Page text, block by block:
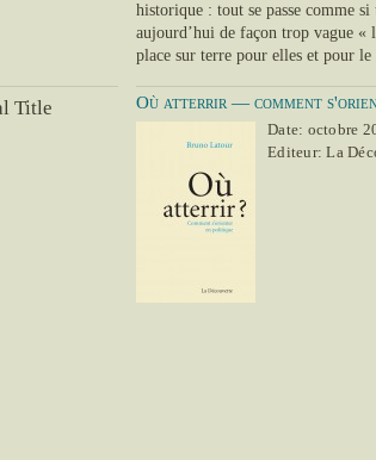
historique : tout se passe comme
aujourd’hui de façon trop vague «
place sur terre pour elles et pour le
Title Où atterrir — comment
Date: octobre
Editeur: La